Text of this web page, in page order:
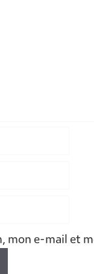
mon e-mail et